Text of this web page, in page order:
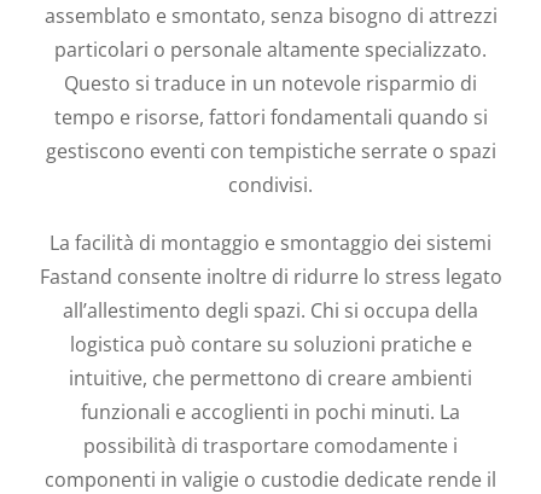
assemblato e smontato, senza bisogno di attrezzi
particolari o personale altamente specializzato.
Questo si traduce in un notevole risparmio di
tempo e risorse, fattori fondamentali quando si
gestiscono eventi con tempistiche serrate o spazi
condivisi.
La facilità di montaggio e smontaggio dei sistemi
Fastand consente inoltre di ridurre lo stress legato
all’allestimento degli spazi. Chi si occupa della
logistica può contare su soluzioni pratiche e
intuitive, che permettono di creare ambienti
funzionali e accoglienti in pochi minuti. La
possibilità di trasportare comodamente i
componenti in valigie o custodie dedicate rende il